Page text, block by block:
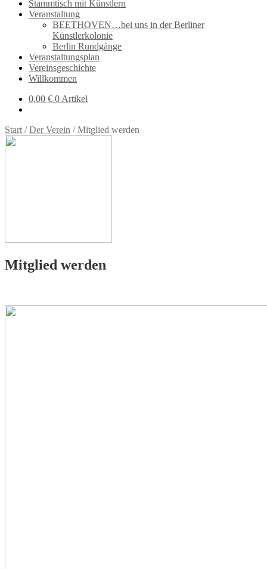
Stammtisch mit Künstlern
Veranstaltung
BEETHOVEN…bei uns in der Berliner
Künstlerkolonie
Berlin Rundgänge
Veranstaltungsplan
Vereinsgeschichte
Willkommen
0,00 € 0 Artikel
Start /Der Verein /Mitglied werden
Mitglied werden